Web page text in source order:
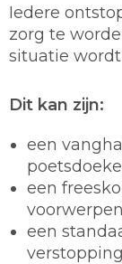
Iedere
zorg te
situatie
Dit kan zijn:
een
een
een